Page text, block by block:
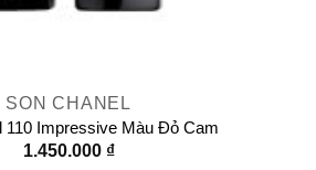
SON CHANEL
110 Impressive Màu Đỏ Cam
1.450.000 ₫